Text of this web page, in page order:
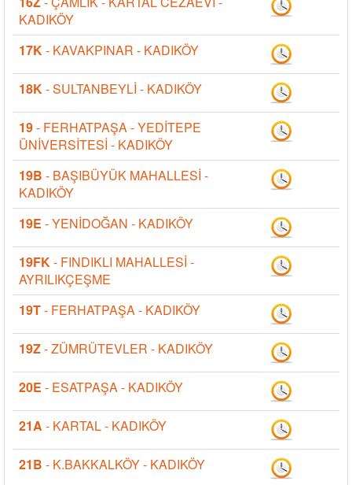
KADIKÖY
17K- KAVAKPINAR - KADIKÖY
18K- SULTANBEYLİ - KADIKÖY
19- FERHATPAŞA - YEDİTEPE
ÜNİVERSİTESİ - KADIKÖY
19B - BAŞIBÜYÜK MAHALLESİ -
KADIKÖY
19E - YENİDOĞAN - KADIKÖY
19FK- FINDIKLI MAHALLESİ -
AYRILIKÇEŞME
19T- FERHATPAŞA - KADIKÖY
19Z- ZÜMRÜTEVLER - KADIKÖY
20E - ESATPAŞA - KADIKÖY
21A - KARTAL - KADIKÖY
21B - K.BAKKALKÖY - KADIKÖY